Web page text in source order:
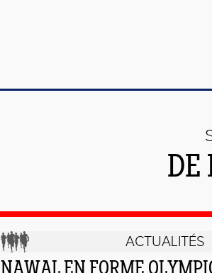
DE
ACTUALITÉS